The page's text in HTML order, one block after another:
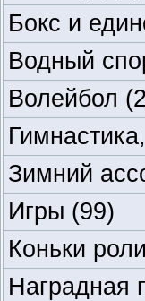
Бокс и
Водный
Волейбол
Зимний
Игры (99)
Коньки
Наградная